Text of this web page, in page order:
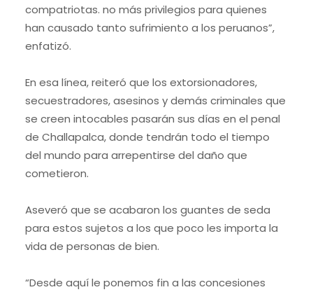
compatriotas. no más privilegios para quienes
han causado tanto sufrimiento a los peruanos”,
enfatizó.
En esa línea, reiteró que los extorsionadores,
secuestradores, asesinos y demás criminales que
se creen intocables pasarán sus días en el penal
de Challapalca, donde tendrán todo el tiempo
del mundo para arrepentirse del daño que
cometieron.
Aseveró que se acabaron los guantes de seda
para estos sujetos a los que poco les importa la
vida de personas de bien.
“Desde aquí le ponemos fin a las concesiones